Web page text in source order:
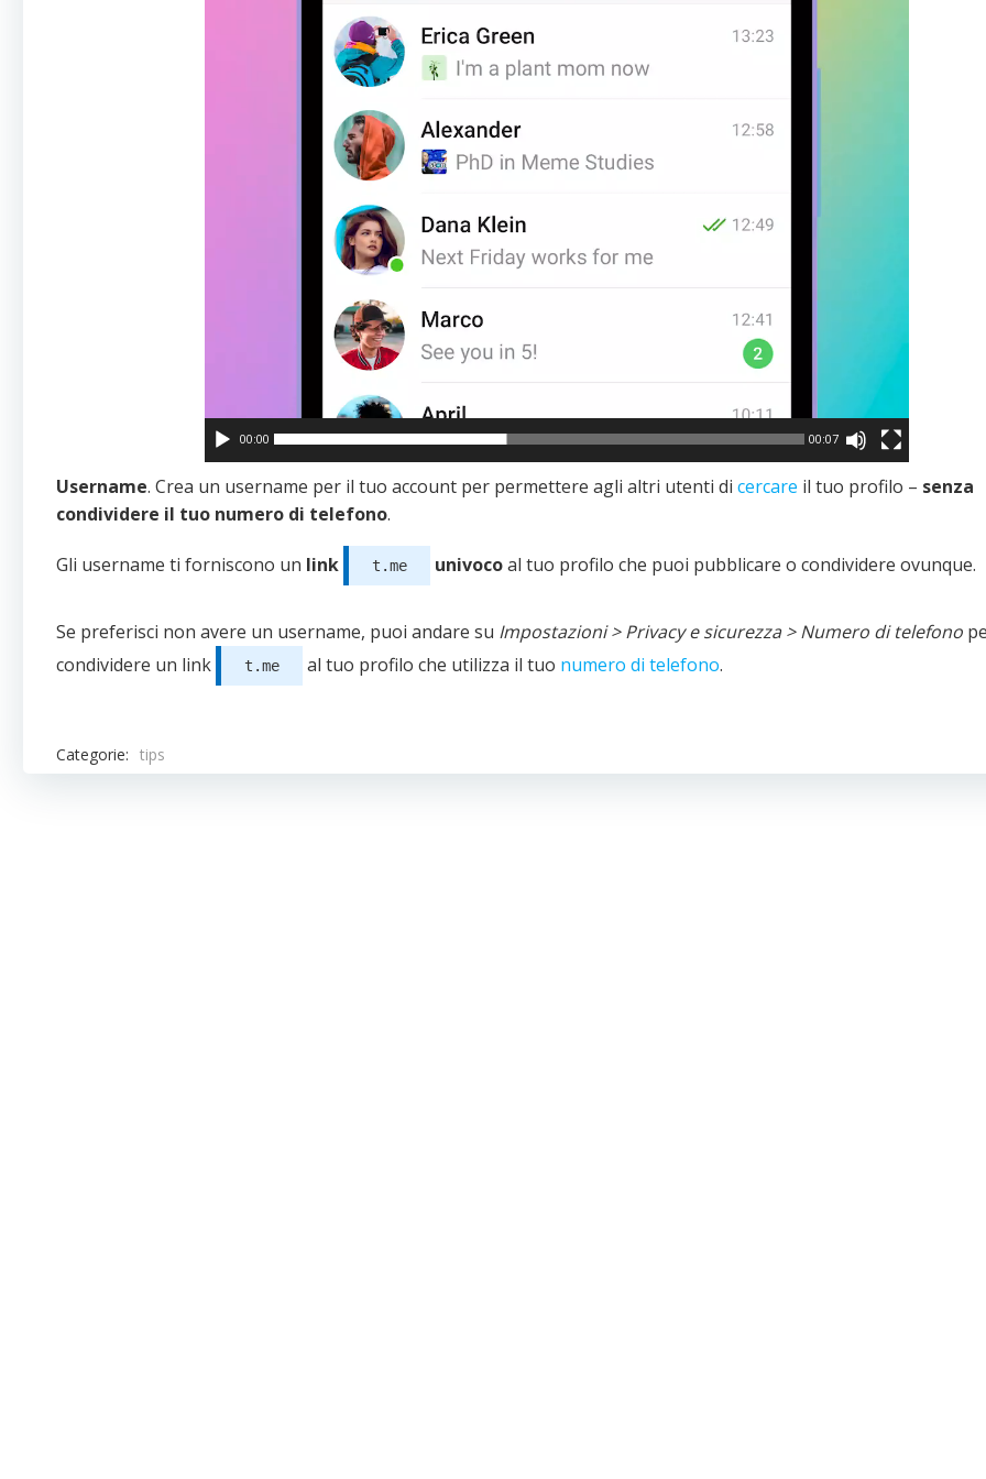
00:00 00:07
Username. Crea un username per il tuo account per permettere agli altri utenti di cercare il tuo profilo – senza
condividere il tuo numero di telefono.
Gli username ti forniscono un link t.me univocoal tuo profilo che puoi pubblicare o condividere ovunque.
Se preferisci non avere un username, puoi andare su Impostazioni > Privacy e sicurezza > Numero di telefono
condividere un link
t.me al tuo profilo che utilizza il tuo numero di telefono.
Categorie: tips